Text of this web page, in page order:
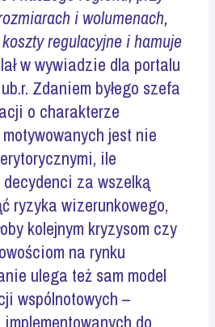
i wolumenach,
regulacyjne i hamuje
w wywiadzie dla portalu
Zdaniem byłego szefa
o charakterze
jest nie
ile
za wszelką
ryzyka wizerunkowego,
kolejnym kryzysom czy
na rynku
ulega też sam model
wspólnotowych –